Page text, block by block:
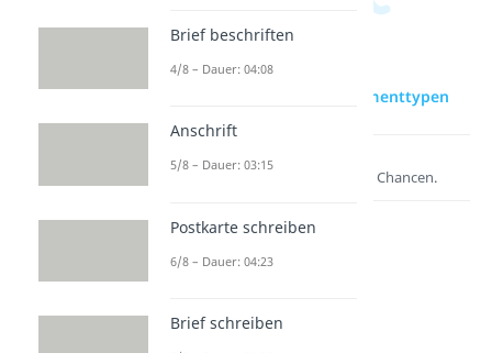
Dauer:
02:44
zur Videoseite: Argumenttypen
Brief beschriften
4/8 – Dauer: 04:08
Anschrift
5/8 – Dauer: 03:15
Postkarte schreiben
6/8 – Dauer: 04:23
Brief schreiben